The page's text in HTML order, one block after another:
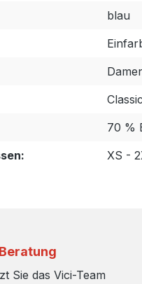
blau
Classic
70 %
XS -
Sie das Vici-Team